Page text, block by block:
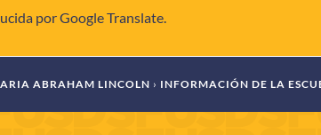
por Google Translate.
ABRAHAM LINCOLN INFORMACIÓN DE LA